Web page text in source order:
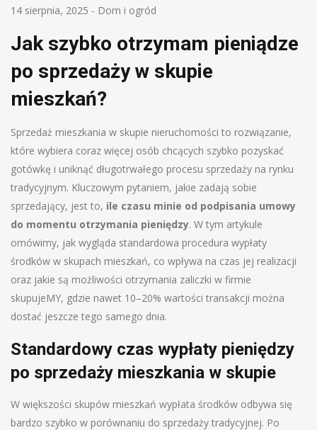
14 sierpnia, 2025 - Dom i ogród
Jak szybko otrzymam pieniądze
po sprzedaży w skupie
mieszkań?
Sprzedaż mieszkania w skupie nieruchomości to rozwiązanie,
które wybiera coraz więcej osób chcących szybko pozyskać
gotówkę i uniknąć długotrwałego procesu sprzedaży na rynku
tradycyjnym. Kluczowym pytaniem, jakie zadają sobie
sprzedający, jest to, ile czasu minie od podpisania umowy
do momentu otrzymania pieniędzy. W tym artykule
omówimy, jak wygląda standardowa procedura wypłaty
środków w skupach mieszkań, co wpływa na czas jej realizacji
oraz jakie są możliwości otrzymania zaliczki w firmie
skupujeMY, gdzie nawet 10–20% wartości transakcji można
dostać jeszcze tego samego dnia.
Standardowy czas wypłaty pieniędzy
po sprzedaży mieszkania w skupie
W większości skupów mieszkań wypłata środków odbywa się
bardzo szybko w porównaniu do sprzedaży tradycyjnej. Po